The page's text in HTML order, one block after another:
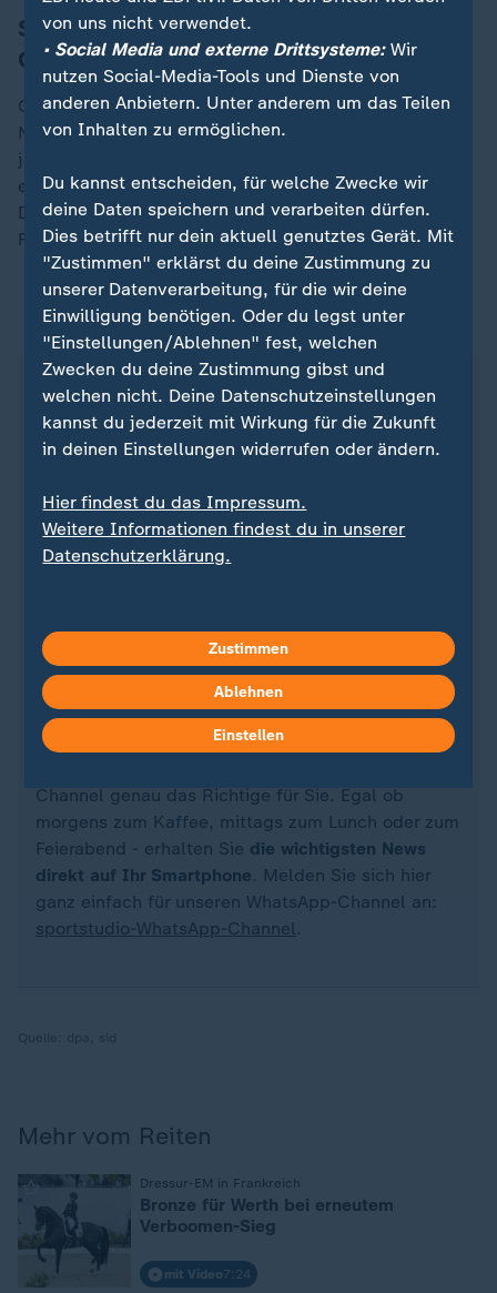
Sturz im Gelände bremst
Großbritannien aus
Großbritanniens Mannschaft galt als favorisiert.
Nachdem die zweite Reiterin im Gelände am Samstag
jedoch gestürzt war, musste sich das Team von der
erfolgreichen Titelverteidigung verabschieden. Hinter
Deutschland folgten in der Endabrechnung Irland und
Frankreich.
ZDFsportstudio auf WhatsApp
Quelle: Reuters
Sie wollen über Sport stets auf dem Laufenden
Channel genau das Richtige für Sie. Egal ob
morgens zum Kaffee, mittags zum Lunch oder zum
Feierabend - erhalten Sie die wichtigsten News
direkt auf Ihr Smartphone. Melden Sie sich hier
ganz einfach für unseren WhatsApp-Channel an:
sportstudio-WhatsApp-Channel.
Mehr vom Reiten
Dressur-EM in Frankreich
:
Bronze für Werth bei erneutem
Verboomen-Sieg
mit Video7:24
von uns nicht verwendet.
• Social Media und externe Drittsysteme:Wir
nutzen Social-Media-Tools und Dienste von
anderen Anbietern. Unter anderem um das Teilen
von Inhalten zu ermöglichen.
Du kannst entscheiden, für welche Zwecke wir
deine Daten speichern und verarbeiten dürfen.
Dies betrifft nur dein aktuell genutztes Gerät. Mit
"Zustimmen" erklärst du deine Zustimmung zu
unserer Datenverarbeitung, für die wir deine
Einwilligung benötigen. Oder du legst unter
"Einstellungen/Ablehnen" fest, welchen
Zwecken du deine Zustimmung gibst und
welchen nicht. Deine Datenschutzeinstellungen
kannst du jederzeit mit Wirkung für die Zukunft
in deinen Einstellungen widerrufen oder ändern.
Hier findest du das Impressum.
Weitere Informationen findest du in unserer
Datenschutzerklärung.
Zustimmen
Ablehnen
Einstellen